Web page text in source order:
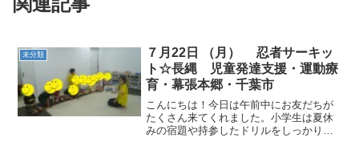
未分類
７月22日 （月） 忍者サーキッ
ト☆長縄 児童発達支援・運動療
育・幕張本郷・千葉市
こんにちは！今日は午前中にお友だちが
たくさん来てくれました。小学生は夏休
みの宿題や持参したドリルをしっかりこ